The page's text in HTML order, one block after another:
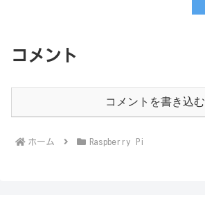
コメント
コメントを書き込む
ホーム Raspberry Pi